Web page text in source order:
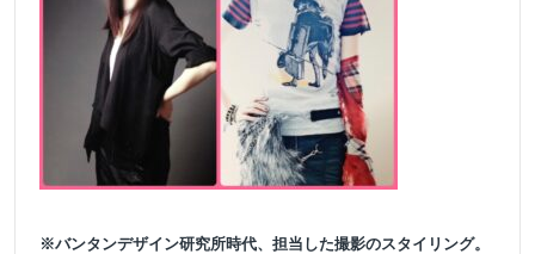
※バンタンデザイン研究所時代、担当した撮影のスタイリング。